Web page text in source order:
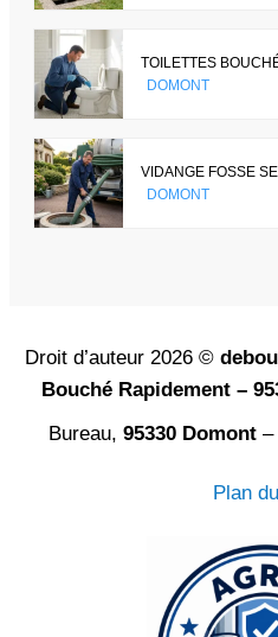
TOILETTES
DOMONT
VIDANGE FOSSE
DOMONT
Droit d’auteur 2026 ©
Bouché Rapidement –
Bureau, 95330 Domont–
Plan